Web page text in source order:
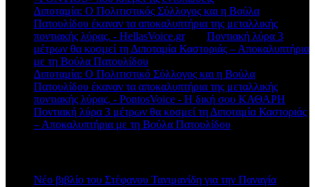
Διποταμία: Ο Πολιτιστικός Σύλλογος και η Βούλα
Πατουλίδου έκαναν τα αποκαλυπτήρια της μεταλλικής
ποντιακής λύρας. - HellasVoice.grστο Ποντιακή λύρα 3
μέτρων θα κοσμεί τη Διποταμία Καστοριάς – Αποκαλυπτήρια
με τη Βούλα Πατουλίδου
Διποταμία: Ο Πολιτιστικό Σύλλογος και η Βούλα
Πατουλίδου έκαναν τα αποκαλυπτήρια της μεταλλικής
ποντιακής λύρας. - PontosVoice - H δική σου ΚΑΘΑΡΗ
Ποντιακή λύρα 3 μέτρων θα κοσμεί τη Διποταμία Καστοριάς
– Αποκαλυπτήρια με τη Βούλα Πατουλίδου
Νέο βιβλίο του Στέφανου Τανιμανίδη για την Παναγία